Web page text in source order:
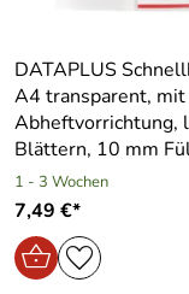
DATAPLUS
A4 transparent, mit
Abheftvorrichtung,
Blättern, 10 mm
1 - 3 Wochen
7,49 €*